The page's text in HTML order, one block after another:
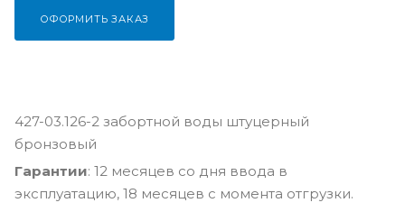
427-03.126-2 забортной воды штуцерный
бронзовый
Гарантии: 12 месяцев со дня ввода в
эксплуатацию, 18 месяцев с момента отгрузки.
ОФОРМИТЬ ЗАКАЗ